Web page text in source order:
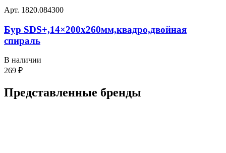
Арт. 1820.084300
Бур SDS+,14×200х260мм,квадро,двойная
спираль
В наличии
269 ₽
Представленные бренды